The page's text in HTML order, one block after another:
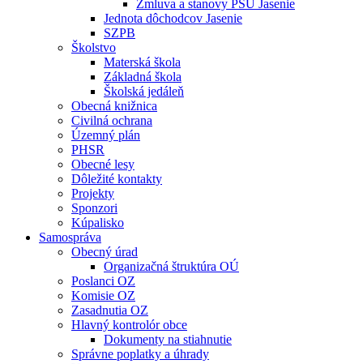
Zmluva a stanovy PSU Jasenie
Jednota dôchodcov Jasenie
SZPB
Školstvo
Materská škola
Základná škola
Školská jedáleň
Obecná knižnica
Civilná ochrana
Územný plán
PHSR
Obecné lesy
Dôležité kontakty
Projekty
Sponzori
Kúpalisko
Samospráva
Obecný úrad
Organizačná štruktúra OÚ
Poslanci OZ
Komisie OZ
Zasadnutia OZ
Hlavný kontrolór obce
Dokumenty na stiahnutie
Správne poplatky a úhrady